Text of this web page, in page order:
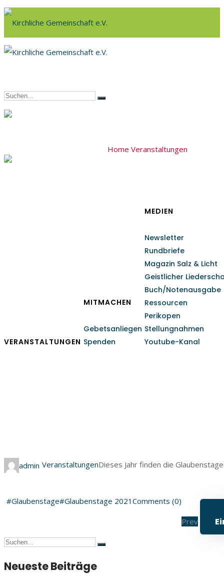
VERANSTALTUNGEN
MITMACHEN
Gebetsanliegen
Spenden
MEDIEN
Newsletter
Rundbriefe
Magazin Salz & Licht
Geistlicher
Buch/Notenausgabe
Ressourcen
Perikopen
Stellungnahmen
Youtube-Kanal
Home Veranstaltungen
admin VeranstaltungenDieses Jahr finden die
#Glaubenstage#Glaubenstage 2021 Comments (0)
Prev
Neueste Beiträge